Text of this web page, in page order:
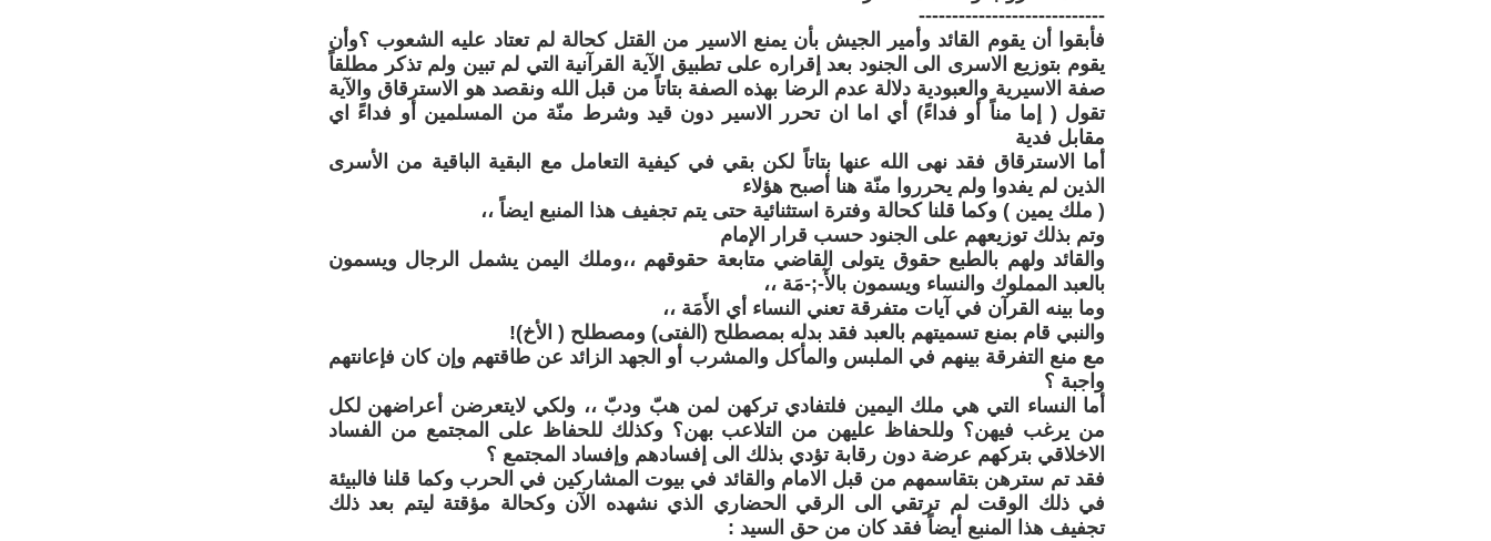
----------------------------
فأبقوا أن يقوم القائد وأمير الجيش بأن يمنع الاسير من القتل كحالة لم تعتاد عليه الشعوب ؟وأن
يقوم بتوزيع الاسرى الى الجنود بعد إقراره على تطبيق الآية القرآنية التي لم تبين ولم تذكر مطلقاً
صفة الاسيرية والعبودية دلالة عدم الرضا بهذه الصفة بتاتاً من قبل الله ونقصد هو الاسترقاق والآية
تقول ( إما مناً أو فداءً) أي اما ان تحرر الاسير دون قيد وشرط منّة من المسلمين أو فداءً اي
مقابل فدية
أما الاسترقاق فقد نهى الله عنها بتاتاً لكن بقي في كيفية التعامل مع البقية الباقية من الأسرى
الذين لم يفدوا ولم يحرروا منّة هنا أصبح هؤلاء
( ملك يمين ) وكما قلنا كحالة وفترة استثنائية حتى يتم تجفيف هذا المنبع ايضاً ،،
وتم بذلك توزيعهم على الجنود حسب قرار الإمام
والقائد ولهم بالطبع حقوق يتولى القاضي متابعة حقوقهم ،،وملك اليمن يشمل الرجال ويسمون
بالعبد المملوك والنساء ويسمون بالأٓ-;-مَة ،،
وما بينه القرآن في آيات متفرقة تعني النساء أي الأَمَة ،،
والنبي قام بمنع تسميتهم بالعبد فقد بدله بمصطلح (الفتى) ومصطلح ( الأخ)!
مع منع التفرقة بينهم في الملبس والمأكل والمشرب أو الجهد الزائد عن طاقتهم وإن كان فإعانتهم
واجبة ؟
أما النساء التي هي ملك اليمين فلتفادي تركهن لمن هبّ ودبّ ،، ولكي لايتعرضن أعراضهن لكل
من يرغب فيهن؟ وللحفاظ عليهن من التلاعب بهن؟ وكذلك للحفاظ على المجتمع من الفساد
الاخلاقي بتركهم عرضة دون رقابة تؤدي بذلك الى إفسادهم وإفساد المجتمع ؟
فقد تم سترهن بتقاسمهم من قبل الامام والقائد في بيوت المشاركين في الحرب وكما قلنا فالبيئة
في ذلك الوقت لم ترتقي الى الرقي الحضاري الذي نشهده الآن وكحالة مؤقتة ليتم بعد ذلك
تجفيف هذا المنبع أيضاً فقد كان من حق السيد :